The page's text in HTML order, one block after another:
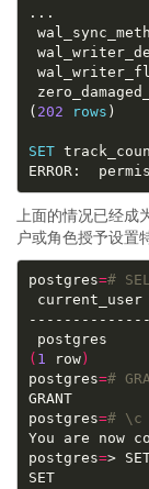
( 202 rows
SET
ERROR:
上面的情况已经成
户或角色授予设置
postgres=#
current_user
( 1 row)
postgres=#
GRANT
postgres=# \c
You are now
postgres=>
SET